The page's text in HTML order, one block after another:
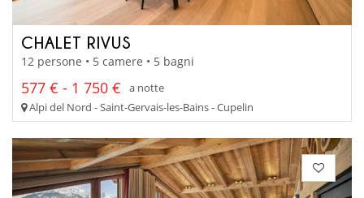
CHALET RIVUS
12 persone • 5 camere • 5 bagni
577 € - 1 750 €
a notte
Alpi del Nord - Saint-Gervais-les-Bains - Cupelin